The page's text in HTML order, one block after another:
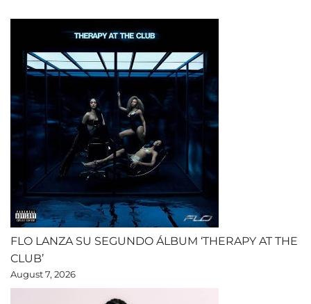
FLO LANZA SU SEGUNDO ÁLBUM ‘THERAPY AT THE
CLUB’
August 7, 2026